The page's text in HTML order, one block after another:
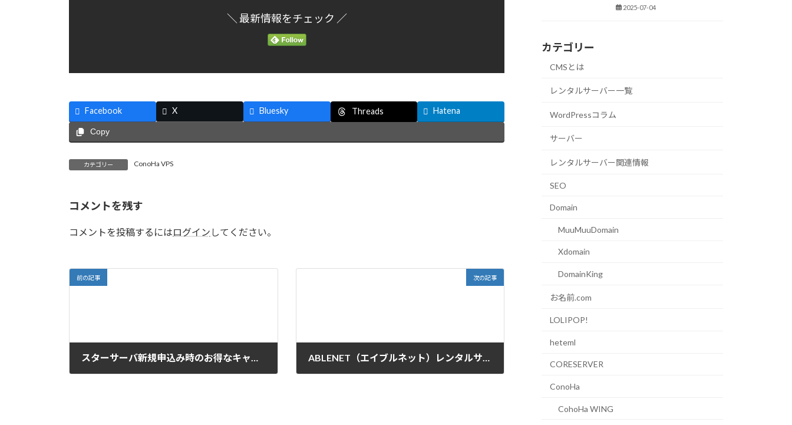
＼ 最新情報をチェック ／
Facebook X Bluesky Threads Hatena
Copy
カテゴリー ConoHa VPS
コメントを残す
コメントを投稿するにはログイン してください。
前の記事
スターサーバ新規申込み時のお得なキャンペーン
次の記事
ABLENET（エイブルネット）レンタルサーバー基本情報 WordPress使える
2025-07-04
カテゴリー
CMSとは
レンタルサーバー一覧
WordPressコラム
サーバー
レンタルサーバー関連情報
SEO
Domain
MuuMuuDomain
Xdomain
DomainKing
お名前.com
LOLIPOP!
heteml
CORESERVER
ConoHa
CohoHa WING